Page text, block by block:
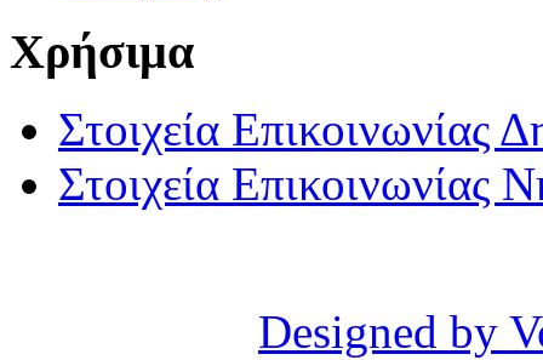
Χρήσιμα
Στοιχεία Επικοινωνίας
Στοιχεία Επικοινωνίας
Designed by